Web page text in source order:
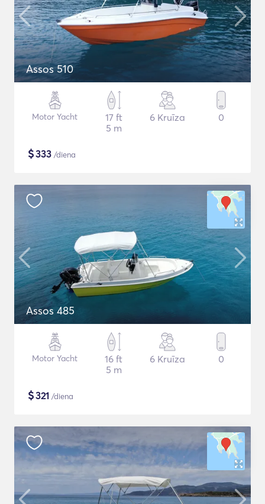
Assos 510
Motor Yacht
17 ft
5 m
6 Kruīza 0
$333 /diena
Assos 485
Motor Yacht
16 ft
5 m
6 Kruīza 0
$321 /diena